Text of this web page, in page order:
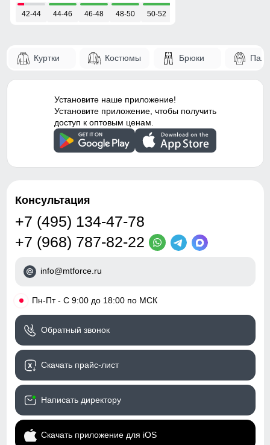
42-44 44-46 46-48 48-50 50-52
Куртки Костюмы Брюки
Установите наше приложение!
Установите приложение, чтобы получить
доступ к оптовым ценам.
Консультация
+7 (495) 134-47-78
+7 (968) 787-82-22
info@mtforce.ru
• Пн-Пт - С 9:00 до 18:00 по МСК
Обратный звонок
Скачать прайс-лист
Написать директору
Скачать приложение для iOS